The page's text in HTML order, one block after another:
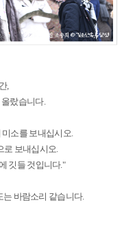
,
랐습니다.
소를 보내십시오.
로 보내십시오.
깃들 것입니다."
바람소리 같습니다.